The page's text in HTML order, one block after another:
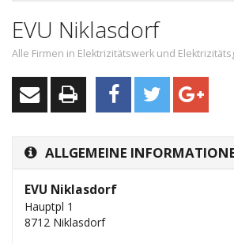
EVU Niklasdorf
Alle Firmen in Elektrizitätswerk und
ALLGEMEINE
EVU Niklasdorf
Hauptpl 1
8712 Niklasdorf